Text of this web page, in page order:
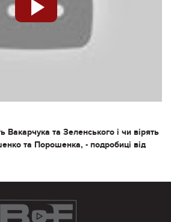
Вакарчука та Зеленського і чи вірять
та Порошенка, - подробиці від